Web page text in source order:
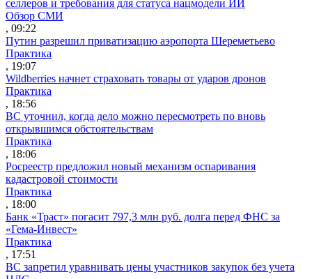
селлеров и требования для статуса нацмодели ИИ
Обзор СМИ
, 09:22
Путин разрешил приватизацию аэропорта Шереметьево
Практика
, 19:07
Wildberries начнет страховать товары от ударов дронов
Практика
, 18:56
ВС уточнил, когда дело можно пересмотреть по вновь
открывшимся обстоятельствам
Практика
, 18:06
Росреестр предложил новый механизм оспаривания
кадастровой стоимости
Практика
, 18:00
Банк «Траст» погасит 797,3 млн руб. долга перед ФНС за
«Гема-Инвест»
Практика
, 17:51
ВС запретил уравнивать цены участников закупок без учета